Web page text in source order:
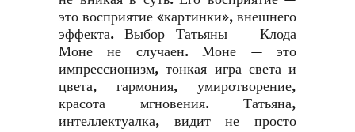
это восприятие «картинки», внешнего
эффекта. Выбор Татьяны Клода
Моне не случаен. Моне — это
импрессионизм, тонкая игра света и
цвета, гармония, умиротворение,
красота мгновения. Татьяна,
интеллектуалка, видит не просто